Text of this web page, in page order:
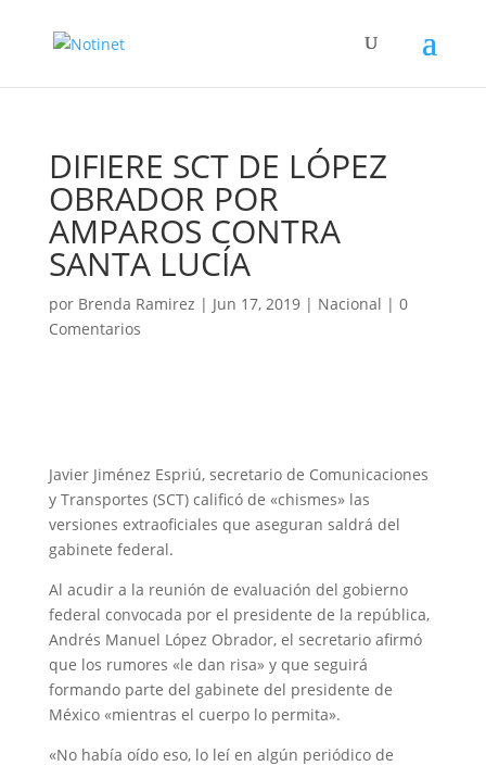
DIFIERE SCT DE LÓPEZ
OBRADOR POR
AMPAROS CONTRA
SANTA LUCÍA
por Brenda Ramirez | Jun 17, 2019| Nacional | 0
Comentarios
Javier Jiménez Espriú, secretario de Comunicaciones
y Transportes (SCT) calificó de «chismes» las
versiones extraoficiales que aseguran saldrá del
gabinete federal.
Al acudir a la reunión de evaluación del gobierno
federal convocada por el presidente de la república,
Andrés Manuel López Obrador, el secretario afirmó
que los rumores «le dan risa» y que seguirá
formando parte del gabinete del presidente de
México «mientras el cuerpo lo permita».
«No había oído eso, lo leí en algún periódico de